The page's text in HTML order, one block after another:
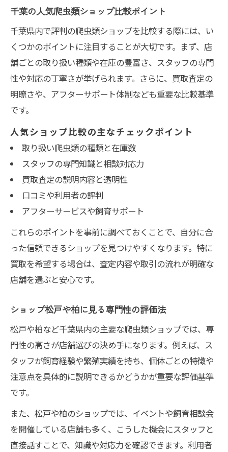
千葉の人気爬虫類ショップ比較ポイント
千葉県内で評判の爬虫類ショップを比較する際には、い
くつかのポイントに注目することが大切です。まず、店
舗ごとの取り扱い種類や在庫の豊富さ、スタッフの専門
性や対応の丁寧さが挙げられます。さらに、買取査定の
明瞭さや、アフターサポート体制なども重要な比較基準
です。
人気ショップ比較の主なチェックポイント
取り扱い爬虫類の種類と在庫数
スタッフの専門知識と相談対応力
買取査定の説明内容と透明性
口コミや利用者の評判
アフターサービスや飼育サポート
これらのポイントを事前に調べておくことで、自分に合
った信頼できるショップを見つけやすくなります。特に
買取を希望する場合は、査定内容や取引の流れが明確な
店舗を選ぶと安心です。
ショップ松戸や柏に見る専門性の評価法
松戸や柏など千葉県内の主要な爬虫類ショップでは、専
門性の高さが店舗選びの決め手になります。例えば、ス
タッフが飼育経験や繁殖実績を持ち、個体ごとの特徴や
注意点を具体的に説明できるかどうかが重要な評価基準
です。
また、松戸や柏のショップでは、イベントや飼育相談会
を開催している店舗も多く、こうした機会にスタッフと
直接話すことで、知識や対応力を確認できます。利用者